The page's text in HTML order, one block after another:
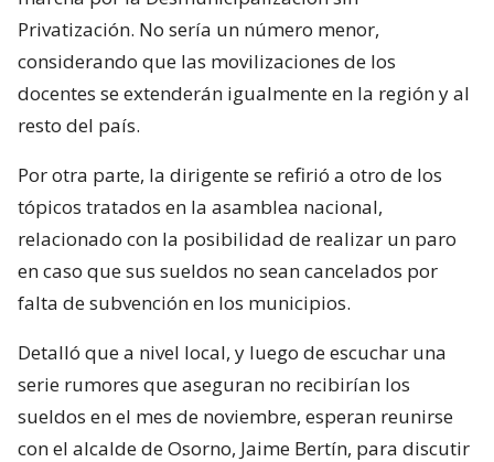
Privatización. No sería un número menor,
considerando que las movilizaciones de los
docentes se extenderán igualmente en la región y al
resto del país.
Por otra parte, la dirigente se refirió a otro de los
tópicos tratados en la asamblea nacional,
relacionado con la posibilidad de realizar un paro
en caso que sus sueldos no sean cancelados por
falta de subvención en los municipios.
Detalló que a nivel local, y luego de escuchar una
serie rumores que aseguran no recibirían los
sueldos en el mes de noviembre, esperan reunirse
con el alcalde de Osorno, Jaime Bertín, para discutir